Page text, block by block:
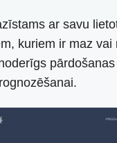
ar savu
kuriem ir maz